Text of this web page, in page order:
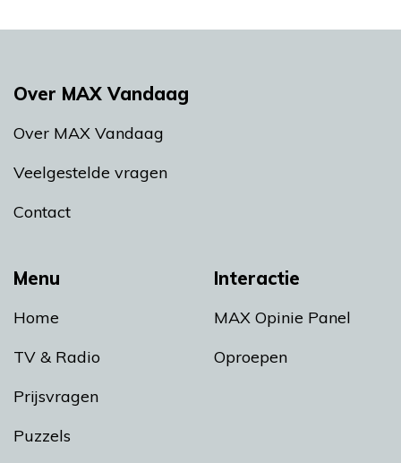
Menu
Home
TV & Radio
Prijsvragen
Puzzels
Interactie
MAX Opinie Panel
Oproepen
Over MAX Vandaag
Over MAX Vandaag
Veelgestelde vragen
Contact